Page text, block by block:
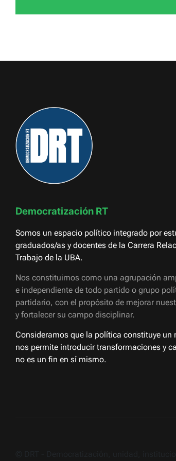
Democratización RT
Somos un espacio político integrado por
graduados/as y docentes de la Carrera
Trabajo de la UBA.
Nos constituimos como una agrupación
e independiente de todo partido o grupo
partidario, con el propósito de mejorar
y fortalecer su campo disciplinar.
Consideramos que la política constituye un
nos permite introducir transformaciones y
no es un fin en sí mismo.